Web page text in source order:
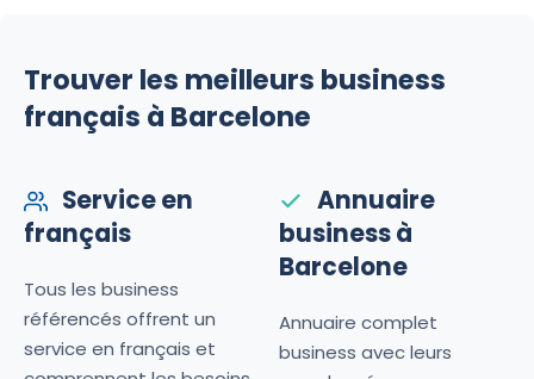
Trouver les meilleurs business
français à Barcelone
Service en
français
Tous les business
référencés offrent un
service en français et
Annuaire
business à
Barcelone
Annuaire complet
business avec leurs